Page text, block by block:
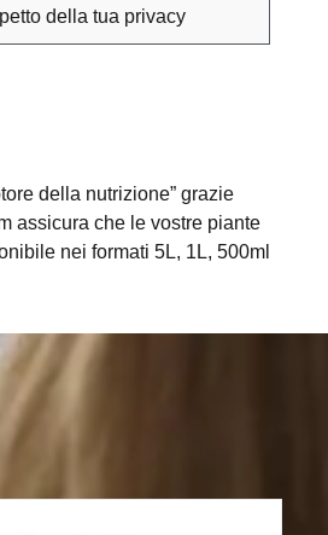
della tua privacy
della nutrizione” grazie
assicura che le vostre piante
nei formati 5L, 1L, 500ml